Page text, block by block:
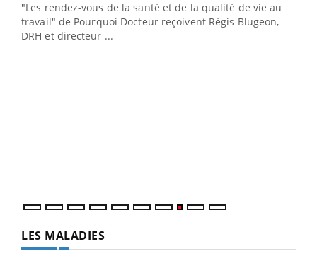
"Les rendez-vous de la santé et de la qualité de vie au
travail" de Pourquoi Docteur reçoivent Régis Blugeon,
DRH et directeur ...
LES MALADIES